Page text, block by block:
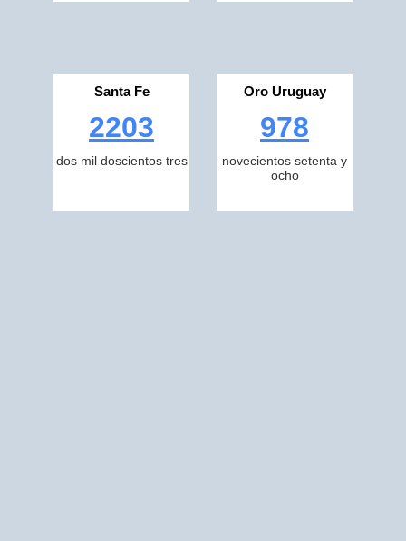
Santa Fe
2203
dos mil doscientos tres
Oro Uruguay
978
novecientos setenta y
ocho